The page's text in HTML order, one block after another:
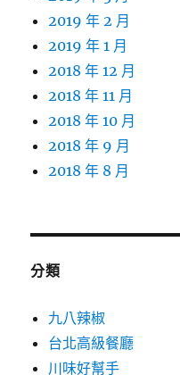
2019 年 2 月
2019 年 1 月
2018 年 12 月
2018 年 11 月
2018 年 10 月
2018 年 9 月
2018 年 8 月
分類
九八辣椒
台北高級餐廳
川味好幫手